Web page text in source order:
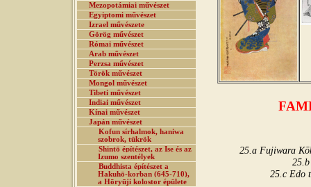
Mezopotámiai művészet
Egyiptomi művészet
Izrael művészete
Görög művészet
Római művészet
Arab művészet
Perzsa művészet
Török művészet
Mongol művészet
Tibeti művészet
Indiai művészet
Kínai művészet
Japán művészet
Kofun sírhalmok, haniwa
szobrok, tükrök
Shintō építészet, az Ise és az
Izumo szentélyek
Buddhista építészet a
Hakuhō-korban (645-710),
a Hōryūji kolostor épülete
25.a Fujiwara
25.c Edo